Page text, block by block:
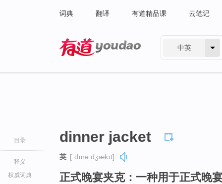
词典 翻译 有道精品课 云笔记
中英
目录
释义
权威词典
dinner jacket
英 [ˈdɪnə dʒækɪt]
正式晚宴夹克：一种用于正式晚